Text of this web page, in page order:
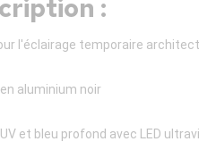
:
l'éclairage temporaire
aluminium noir
et bleu profond avec LED